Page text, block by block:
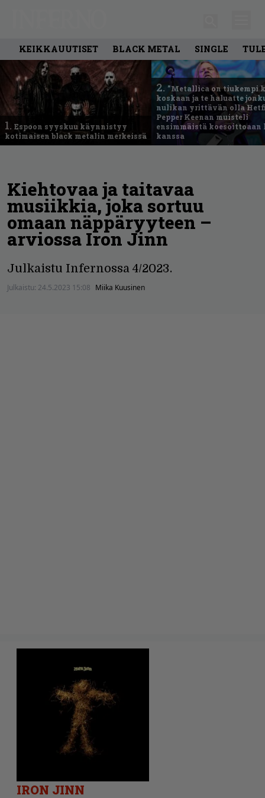
KEIKKAUUTISET BLACK METAL SINGLE
1. Espoon syyskuu käynnistyy
kotimaisen black metalin merkeissä
2. ”Metallica on tiukempi
koskaan ja te haluatte
nulikan yrittävän olla
Pepper Keenan muisteli
ensimmäistä
kanssa
Kiehtovaa ja taitavaa
musiikkia, joka sortuu
omaan näppäryyteen –
arviossa Iron Jinn
Julkaistu Infernossa 4/2023.
Julkaistu: 24.5.2023 15:08 Miika Kuusinen
IRON JINN